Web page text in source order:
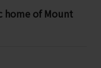
home of Mount